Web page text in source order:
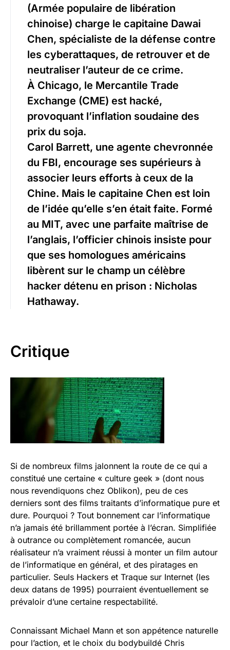
(Armée populaire de libération
chinoise) charge le capitaine Dawai
Chen, spécialiste de la défense contre
les cyberattaques, de retrouver et de
neutraliser l’auteur de ce crime.
À Chicago, le Mercantile Trade
Exchange (CME) est hacké,
provoquant l’inflation soudaine des
prix du soja.
Carol Barrett, une agente chevronnée
du FBI, encourage ses supérieurs à
associer leurs efforts à ceux de la
Chine. Mais le capitaine Chen est loin
de l’idée qu’elle s’en était faite. Formé
au MIT, avec une parfaite maîtrise de
l’anglais, l’officier chinois insiste pour
que ses homologues américains
libèrent sur le champ un célèbre
hacker détenu en prison : Nicholas
Hathaway.
Critique
Si de nombreux films jalonnent la route de ce qui a
constitué une certaine « culture geek » (dont nous
nous revendiquons chez Oblikon), peu de ces
derniers sont des films traitants d’informatique pure et
dure. Pourquoi ? Tout bonnement car l’informatique
n’a jamais été brillamment portée à l’écran. Simplifiée
à outrance ou complètement romancée, aucun
réalisateur n’a vraiment réussi à monter un film autour
de l’informatique en général, et des piratages en
particulier. Seuls Hackers et Traque sur Internet (les
deux datans de 1995) pourraient éventuellement se
prévaloir d’une certaine respectabilité.
Connaissant Michael Mann et son appétence naturelle
pour l’action, et le choix du bodybuildé Chris